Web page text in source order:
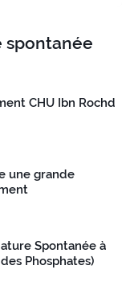
spontanée
CHU Ibn Rochd
une grande
Spontanée à
Phosphates)